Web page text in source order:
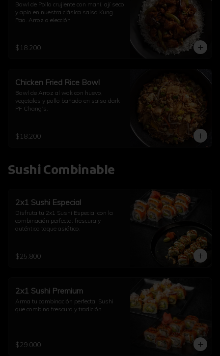
Bowl de Pollo crujiente con maní, ají seco
y apio en nuestra clásica salsa Kung
Pao. Arroz a elección
$18.200
Chicken Fried Rice Bowl
Bowl de Arroz al wok con huevo,
vegetales y pollo bañado en salsa dark
PF Chang’s.
$18.200
Sushi Combinable
2x1 Sushi Especial
Disfruta tu 2x1 Sushi Especial con la
combinación perfecta: frescura y
auténtico toque asiático.
$25.800
2x1 Sushi Premium
Arma tu combinación perfecta. Sushi
que combina frescura y tradición.
$29.000